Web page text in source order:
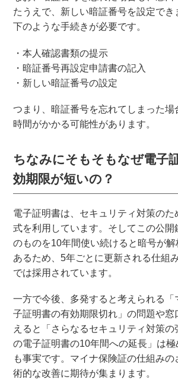
たうえで、新しい暗証番号を設定でき
下のような手続きが必要です。
・本人確認書類の提示
・暗証番号再設定申請書の記入
・新しい暗証番号の設定
つまり、暗証番号を忘れてしまった場
時間がかかる可能性があります。
ちなみにそもそもなぜ電子
効期限が短いの？
電子証明書は、セキュリティ対策のた
式を利用しています。そしてこの公開
のものを10年間使い続けると暗号が
あるため、5年ごとに更新される仕組
では採用されています。
一方で今後、多発すると考えられる「
子証明書の有効期限切れ」の問題や窓
えると「さらなるセキュリティ対策
の電子証明書の10年間への延長」は
も事実です。マイナ保険証の仕組み
術的な改善に期待が集まります。